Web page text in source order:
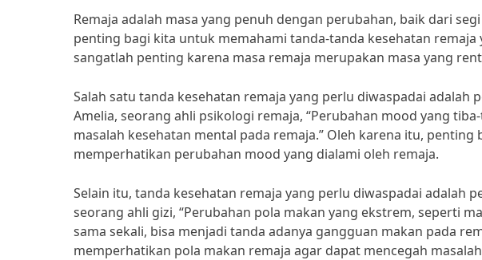
Remaja adalah masa yang penuh dengan perubahan, baik dari
penting bagi kita untuk memahami tanda-tanda kesehatan remaja
sangatlah penting karena masa remaja merupakan masa yang
Salah satu tanda kesehatan remaja yang perlu diwaspadai adalah
Amelia, seorang ahli psikologi remaja, “Perubahan mood yang
masalah kesehatan mental pada remaja.” Oleh karena itu,
memperhatikan perubahan mood yang dialami oleh remaja.
Selain itu, tanda kesehatan remaja yang perlu diwaspadai adalah
seorang ahli gizi, “Perubahan pola makan yang ekstrem, seperti
sama sekali, bisa menjadi tanda adanya gangguan makan pada
memperhatikan pola makan remaja agar dapat mencegah